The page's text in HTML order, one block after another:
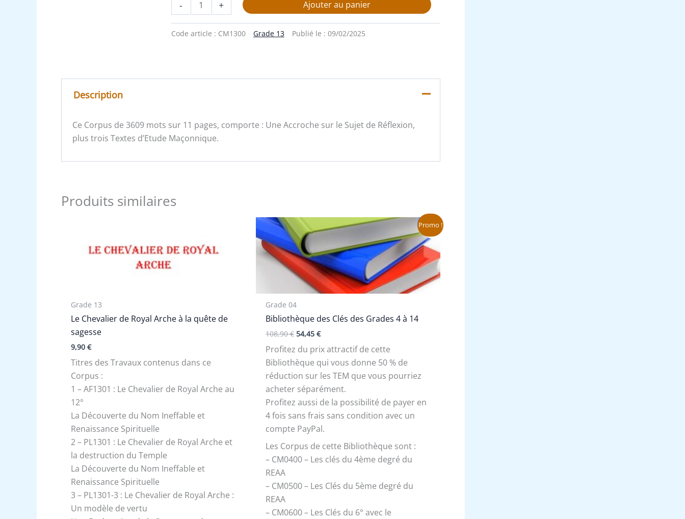
- + Ajouter au panier
Code article : CM1300 Grade 13 Publié le : 09/02/2025
Description
Ce Corpus de 3609 mots sur 11 pages, comporte : Une Accroche sur le Sujet de Réflexion,
plus trois Textes d’Etude Maçonnique.
Produits similaires
Grade 13
Le Chevalier de Royal Arche à la quête de
sagesse
9,90€
Titres des Travaux contenus dans ce
Corpus :
1 – AF1301 : Le Chevalier de Royal Arche au
12°
La Découverte du Nom Ineffable et
Renaissance Spirituelle
2 – PL1301 : Le Chevalier de Royal Arche et
la destruction du Temple
La Découverte du Nom Ineffable et
Renaissance Spirituelle
3 – PL1301-3 : Le Chevalier de Royal Arche :
Un modèle de vertu
Promo !
Grade 04
Bibliothèque des Clés des Grades 4 à 14
108,90€
Le
prix
initial
était :
108,90 €.
54,45€
prix
est :
54,45 €.
Profitez du prix attractif de cette
Bibliothèque qui vous donne 50 % de
réduction sur les TEM que vous pourriez
acheter séparément.
Profitez aussi de la possibilité de payer en
4 fois sans frais sans condition avec un
compte PayPal.
Les Corpus de cette Bibliothèque sont :
– CM0400 – Les clés du 4ème degré du
REAA
– CM0500 – Les Clés du 5ème degré du
REAA
– CM0600 – Les Clés du 6° avec le